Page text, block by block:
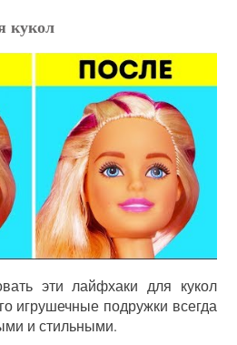
кукол
эти лайфхаки для кукол
игрушечные подружки всегда
и стильными.